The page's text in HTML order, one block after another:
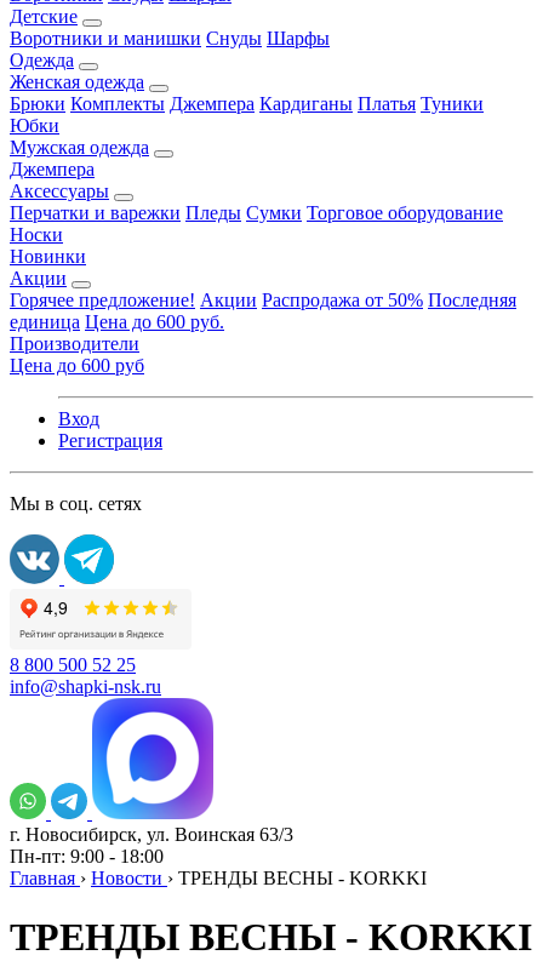
Детские
Воротники и манишки Снуды Шарфы
Одежда
Женская одежда
Брюки Комплекты Джемпера Кардиганы Платья Туники
Юбки
Мужская одежда
Джемпера
Аксессуары
Перчатки и варежки Пледы Сумки Торговое оборудование
Носки
Новинки
Акции
Горячее предложение! Акции Распродажа от 50% Последняя
единица Цена до 600 руб.
Производители
Цена до 600 руб
Вход
Регистрация
Мы в соц. сетях
8 800 500 52 25
info@shapki-nsk.ru
г. Новосибирск, ул. Воинская 63/3
Пн-пт: 9:00 - 18:00
Главная › Новости › ТРЕНДЫ ВЕСНЫ - KORKKI
ТРЕНДЫ ВЕСНЫ - KORKKI